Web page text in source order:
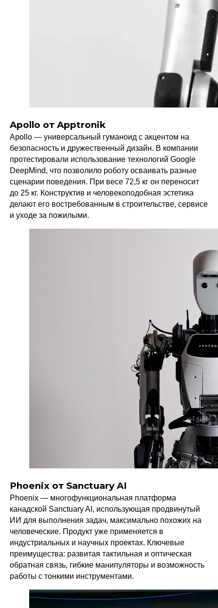
Apollo от Apptronik
Apollo — универсальный гуманоид с акцентом на
безопасность и дружественный дизайн. В компании
протестировали использование технологий Google
DeepMind, что позволило роботу осваивать разные
сценарии поведения. При весе 72,5 кг он переносит
до 25 кг. Конструктив и человекоподобная эстетика
делают его востребованным в строительстве, сервисе
и уходе за пожилыми.
Phoenix от Sanctuary AI
Phoenix — многофункциональная платформа
канадской Sanctuary AI, использующая продвинутый
ИИ для выполнения задач, максимально похожих на
человеческие. Продукт уже применяется в
индустриальных и научных проектах. Ключевые
преимущества: развитая тактильная и оптическая
обратная связь, гибкие манипуляторы и возможность
работы с тонкими инструментами.